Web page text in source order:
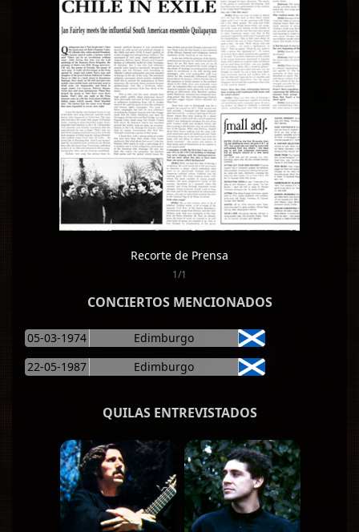
Recorte de Prensa
1/1
CONCIERTOS MENCIONADOS
05-03-1974
Edimburgo
22-05-1987
Edimburgo
QUILAS ENTREVISTADOS